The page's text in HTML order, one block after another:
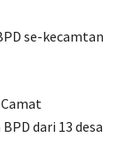
se-kecamtan
dari 13 desa